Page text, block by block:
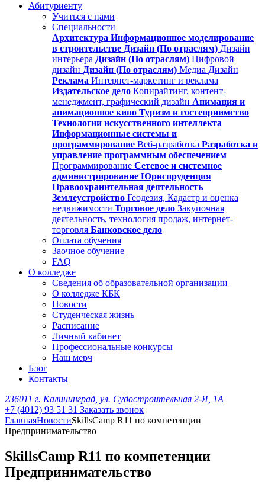
Абитуриенту
Учиться с нами
Специальности
Архитектура Информационное моделирование
в строительстве Дизайн (По отраслям) Дизайн
интерьера Дизайн (По отраслям) Цифровой
дизайн Дизайн (По отраслям) Медиа Дизайн
Реклама Интернет-маркетинг и реклама
Издательское дело Копирайтинг, контент-
менеджмент, графический дизайн Анимация и
анимационное кино Туризм и гостеприимство
Технологии искусственного интеллекта
Информационные системы и
программирование Веб-разработка Разработка и
управление программным обеспечением
Программирование Сетевое и системное
администрирование Юриспруденция
Правоохранительная деятельность
Землеустройство Геодезия, Кадастр и оценка
недвижимости Торговое дело Закупочная
деятельность, технология продаж, интернет-
торговля Банковское дело
Оплата обучения
Заочное обучение
FAQ
О колледже
Сведения об образовательной организации
О колледже КБК
Новости
Студенческая жизнь
Расписание
Личный кабинет
Профессиональные конкурсы
Наш мерч
Блог
Контакты
236011 г. Калининград, ул. Судостроительная 2-Я, 1А
+7 (4012) 93 51 31 Заказать звонок
ГлавнаяНовостиSkillsCamp R11 по компетенции
Предпринимательство
SkillsCamp R11 по компетенции
Предпринимательство